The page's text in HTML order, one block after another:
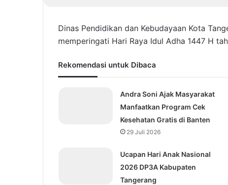
Dinas Pendidikan dan Kebudayaan Kota
memperingati Hari Raya Idul Adha 1447 H
Rekomendasi untuk Dibaca
Andra Soni Ajak Masyarakat
Manfaatkan Program Cek
Kesehatan Gratis di Banten
29 Juli 2026
Ucapan Hari Anak Nasional
2026 DP3A Kabupaten
Tangerang